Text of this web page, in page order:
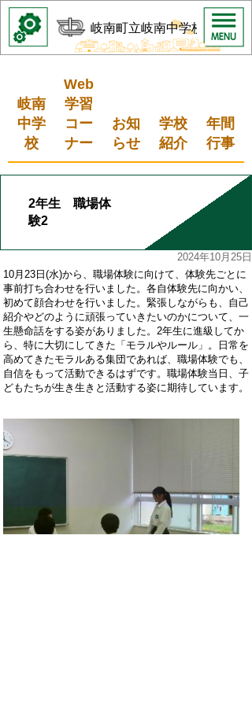
岐南町立岐南中学校
岐南
中学
校
Web
学習
コー
ナー
お知
らせ
学校
紹介
年間
行事
2年生 職場体
験2
2024年10月25日
10月23日(水)から、職場体験に向けて、体験先ごとに
事前打ち合わせを行いました。各自体験先に向かい、
初めて顔合わせを行いました。緊張しながらも、自己
紹介やどのように頑張っていきたいのかについて、一
生懸命話をする姿がありました。 2年生に進級してか
ら、特に大切にしてきた「モラルやルール」。日常を
高めてきたモラルある集団であれば、職場体験でも、
自信をもって活動できるはずです。職場体験当日、子
どもたちが生き生きと活動する姿に期待しています。